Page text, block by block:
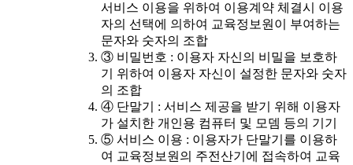
서비스 이용을 위하여 이용계약 체결시 이용
자의 선택에 의하여 교육정보원이 부여하는
문자와 숫자의 조합
③ 비밀번호 : 이용자 자신의 비밀을 보호하
기 위하여 이용자 자신이 설정한 문자와 숫자
의 조합
④ 단말기 : 서비스 제공을 받기 위해 이용자
가 설치한 개인용 컴퓨터 및 모뎀 등의 기기
⑤ 서비스 이용 : 이용자가 단말기를 이용하
여 교육정보원의 주전산기에 접속하여 교육